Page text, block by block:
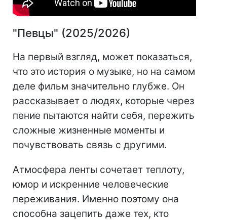
"Певцы" (2025/2026)
На первый взгляд, может показаться,
что это история о музыке, но на самом
деле фильм значительно глубже. Он
рассказывает о людях, которые через
пение пытаются найти себя, пережить
сложные жизненные моменты и
почувствовать связь с другими.
Атмосфера ленты сочетает теплоту,
юмор и искренние человеческие
переживания. Именно поэтому она
способна зацепить даже тех, кто